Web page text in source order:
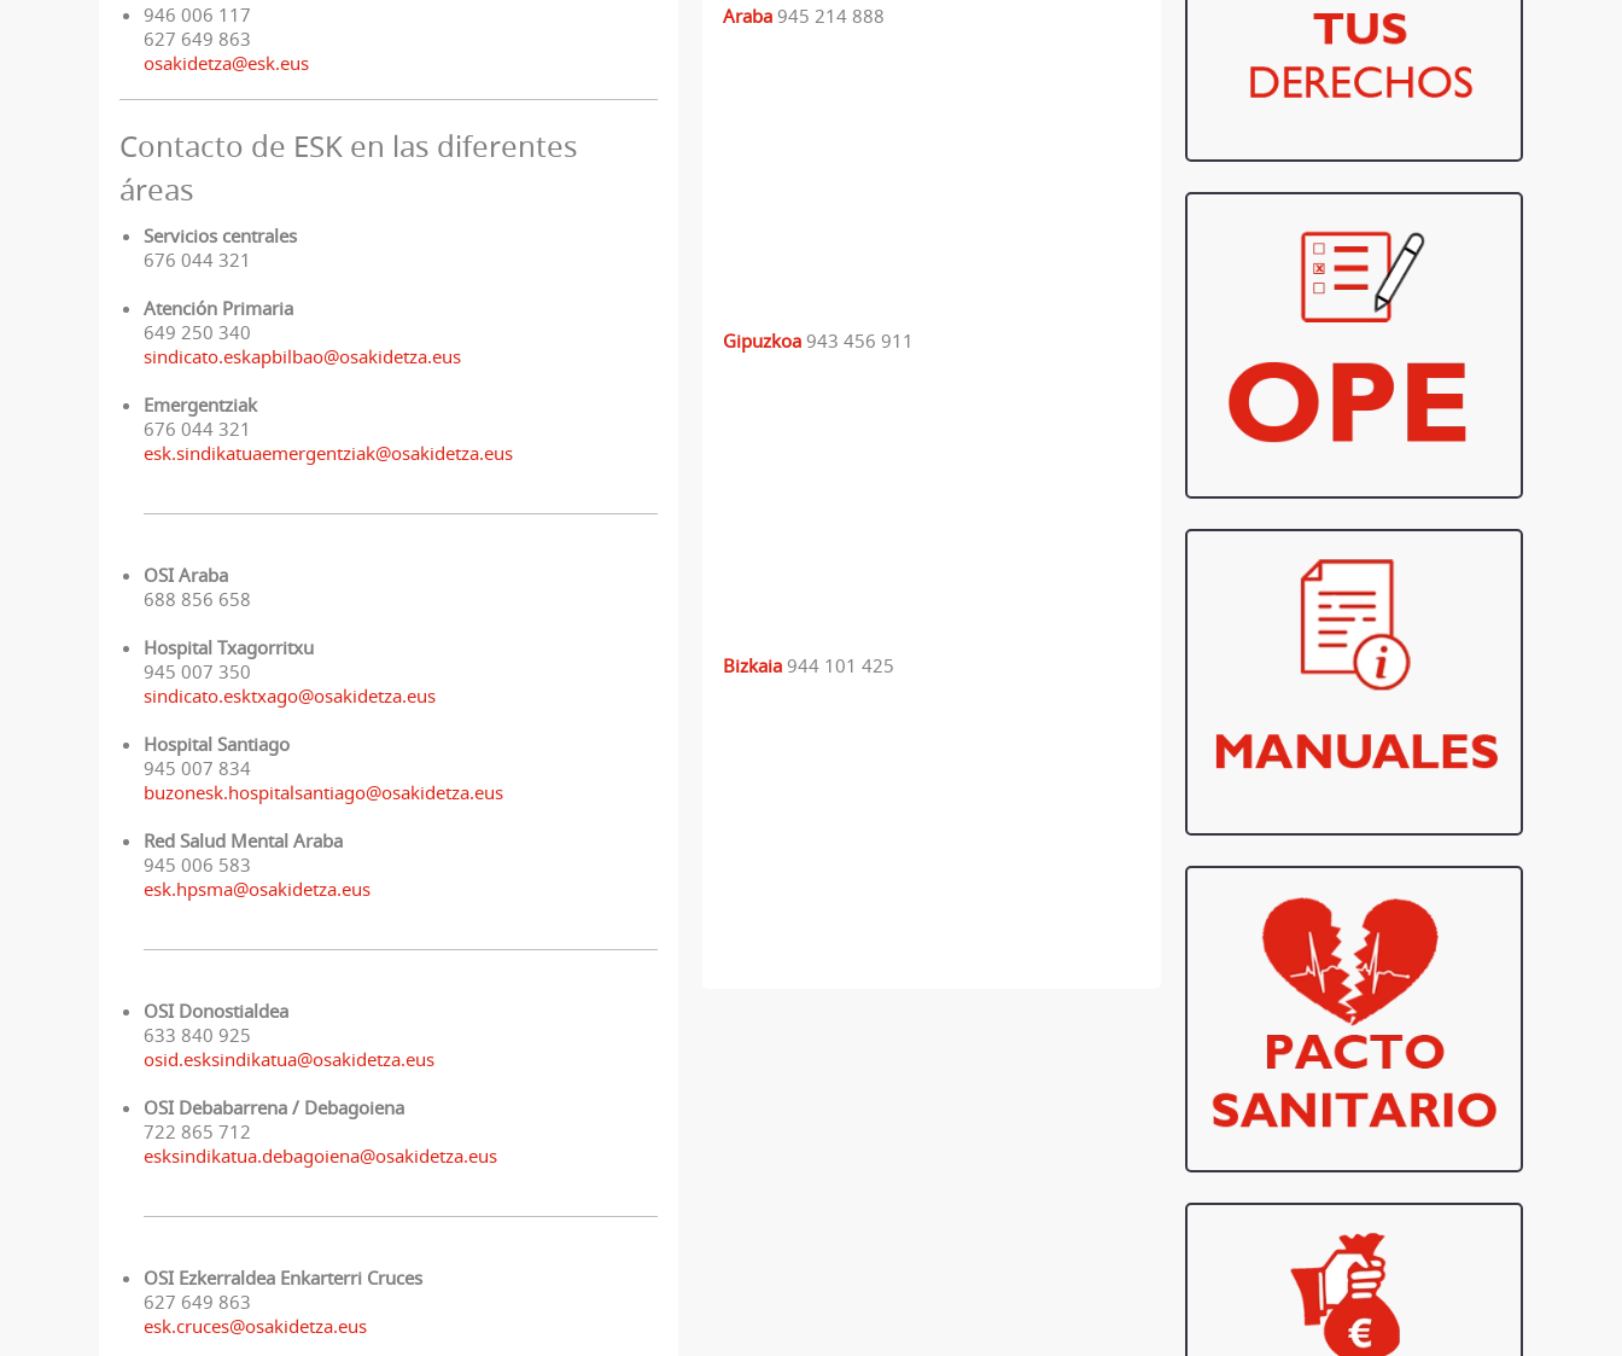
946 006 117
627 649 863
osakidetza@esk.eus
Contacto de ESK en las diferentes
áreas
Servicios centrales
676 044 321
Atención Primaria
649 250 340
sindicato.eskapbilbao@osakidetza.eus
Emergentziak
676 044 321
esk.sindikatuaemergentziak@osakidetza.eus
OSI Araba
688 856 658
Hospital Txagorritxu
945 007 350
sindicato.esktxago@osakidetza.eus
Hospital Santiago
945 007 834
buzonesk.hospitalsantiago@osakidetza.eus
Red Salud Mental Araba
945 006 583
esk.hpsma@osakidetza.eus
OSI Donostialdea
633 840 925
osid.esksindikatua@osakidetza.eus
OSI Debabarrena / Debagoiena
722 865 712
esksindikatua.debagoiena@osakidetza.eus
OSI Ezkerraldea Enkarterri Cruces
627 649 863
esk.cruces@osakidetza.eus
Araba 945 214 888
Gipuzkoa 943 456 911
Bizkaia 944 101 425